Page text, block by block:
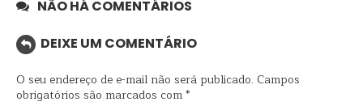
NÃO HÁ COMENTÁRIOS
DEIXE UM COMENTÁRIO
O seu endereço de e-mail não será publicado. Campos
obrigatórios são marcados com*